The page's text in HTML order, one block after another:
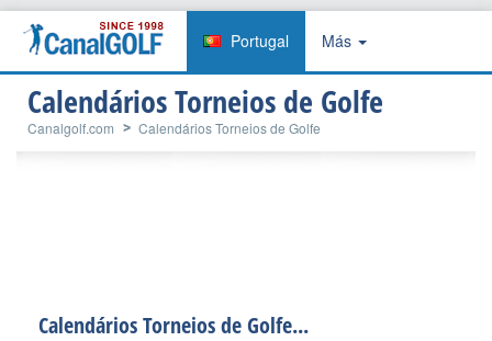
Portugal Más
Calendários Torneios de Golfe
Canalgolf.com Calendários Torneios de Golfe
Calendários Torneios de Golfe...